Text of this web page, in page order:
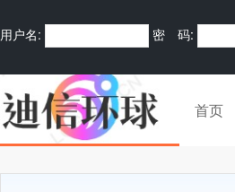
用户名: 密 码:
首页